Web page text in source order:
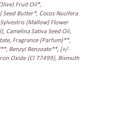
Fruit Oil*,
Butter*, Cocos Nucifera
(Mallow) Flower
Camelina Sativa Seed Oil,
Fragrance (Parfum)**,
Benzyl Benzoate**, [+/-
Oxide (CI 77499), Bismuth